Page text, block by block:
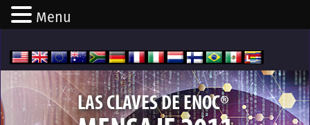
LAS CLAVES DE ENOC®
Menu